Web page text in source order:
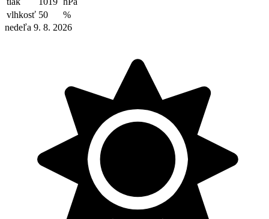
vlhkosť 50
%
nedeľa 9. 8. 2026